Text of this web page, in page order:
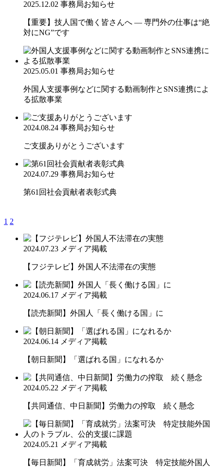
2025.12.02 事務局お知らせ
【重要】技人国で働く皆さんへ ― 専門外の仕事は“絶
対にNG”です
2025.05.01 事務局お知らせ
外国人支援事例などに関する動画制作とSNS連携によ
る拡散事業
2024.08.24 事務局お知らせ
ご支援ありがとうございます
2024.07.29 事務局お知らせ
第61回社会貢献者表彰式典
1 2
2024.07.23 メディア掲載
【フジテレビ】外国人不法滞在の実態
2024.06.17 メディア掲載
【読売新聞】外国人「長く働ける国」に
2024.06.14 メディア掲載
【朝日新聞】「選ばれる国」になれるか
2024.05.22 メディア掲載
【共同通信、中日新聞】労働力の搾取 続く懸念
2024.05.21 メディア掲載
【毎日新聞】「育成就労」法案可決 特定技能外国人